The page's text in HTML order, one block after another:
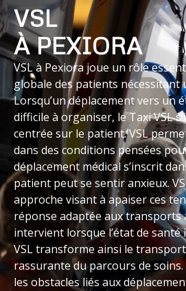
VSL
À PEXIORA
VSL à Pexiora joue un rôle
globale des patients
Lorsqu’un déplacement vers un
difficile à organiser, le Taxi VSL
centrée sur le patient. VSL
dans des conditions pensées
déplacement médical s’inscrit
patient peut se sentir anxieux.
approche visant à apaiser ces
réponse adaptée aux transports
intervient lorsque l’état de santé
VSL transforme ainsi le
rassurante du parcours de
les obstacles liés aux